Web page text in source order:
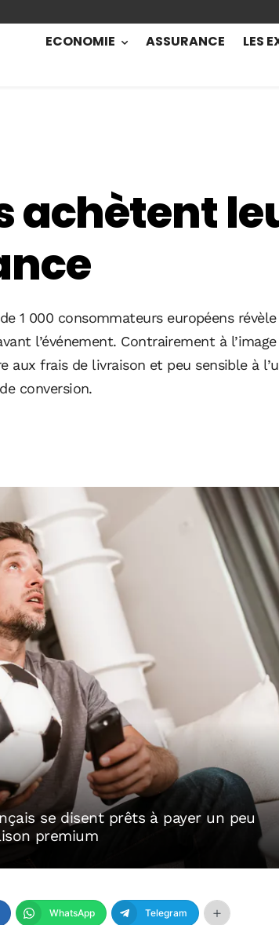
ECONOMIE ASSURANCE LES
achètent
1 000 consommateurs européens
l’événement. Contrairement à
aux frais de livraison et peu sensible à
conversion.
se disent prêts à payer un peu
premium
WhatsApp Telegram